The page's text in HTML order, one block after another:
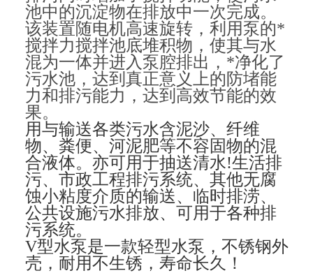
池中的沉淀物在排放中一次完成。
该装置随电机高速旋转，利用泵的*
搅拌力搅拌池底堆积物，使其与水
混为一体并进入泵腔排出，*净化了
污水池，达到真正意义上的防堵能
力和排污能力，达到高效节能的效
果。
用与输送各类污水含泥沙、纤维
物、粪便、河泥肥等不容固物的混
合液体。亦可用于抽送清水!生活排
污、市政工程排污系统、其他无腐
蚀小粘度介质的输送、临时排涝、
公共设施污水排放、可用于各种排
污系统。
V型水泵是一款轻型水泵，不锈钢外
壳，耐用不生锈，寿命长久！